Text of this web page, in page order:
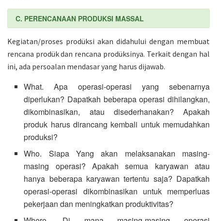
C. PERENCANAAN PRODUKSI MASSAL
Kegiatan/proses prodüksi akan didahului dengan membuat
rencana prodük dan rencana prodüksinya. Terkait dengan hal
ini, ada persoalan mendasar yang harus dijawab.
What. Apa operasi-operasi yang sebenarnya
diperlukan? Dapatkah beberapa operasi dihilangkan,
dikombinasikan, atau disederhanakan? Apakah
produk harus dirancang kembali untuk memudahkan
produksi?
Who. Siapa Yang akan melaksanakan masing-
masing operasi? Apakah semua karyawan atau
hanya beberapa karyawan tertentu saja? Dapatkah
operasi-operasi dikombinasikan untuk memperluas
pekerjaan dan meningkatkan produktivitas?